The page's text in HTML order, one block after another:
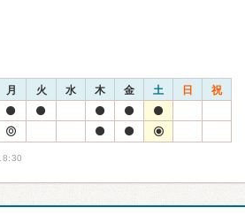
月 火 水 木 金 土 日 祝